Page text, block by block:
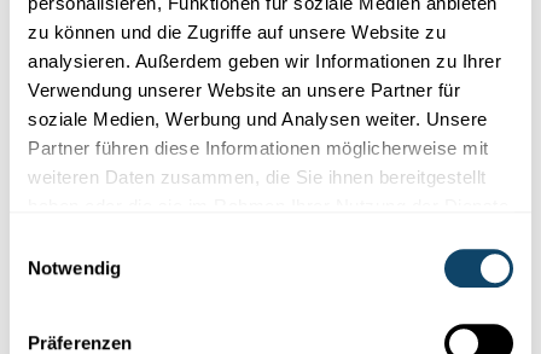
zu können und die Zugriffe auf unsere Website zu
analysieren. Außerdem geben wir Informationen zu Ihrer
Verwendung unserer Website an unsere Partner für
soziale Medien, Werbung und Analysen weiter. Unsere
Partner führen diese Informationen möglicherweise mit
weiteren Daten zusammen, die Sie ihnen bereitgestellt
Notwendig
Präferenzen